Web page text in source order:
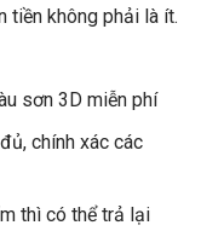
tiền không phải là ít.
sơn 3D miễn phí
chính xác các
thì có thể trả lại